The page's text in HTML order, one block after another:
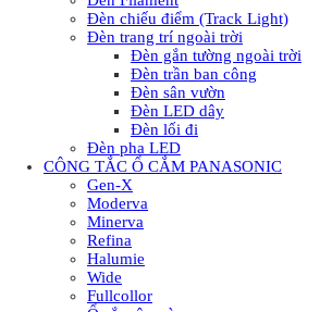
Đèn chiếu điểm (Track Light)
Đèn trang trí ngoài trời
Đèn gắn tường ngoài trời
Đèn trần ban công
Đèn sân vườn
Đèn LED dây
Đèn lối đi
Đèn pha LED
CÔNG TẮC Ổ CẮM PANASONIC
Gen-X
Moderva
Minerva
Refina
Halumie
Wide
Fullcollor